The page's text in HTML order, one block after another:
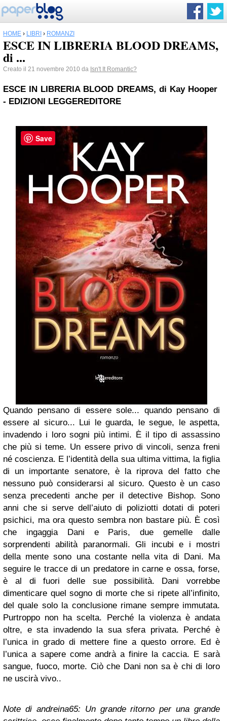
HOME › LIBRI › ROMANZI
ESCE IN LIBRERIA BLOOD DREAMS,
di ...
Creato il 21 novembre 2010 da Isn't It Romantic?
ESCE IN LIBRERIA BLOOD DREAMS, di Kay Hooper
- EDIZIONI LEGGEREDITORE
Quando pensano di essere sole... quando pensano di
essere al sicuro... Lui le guarda, le segue, le aspetta,
invadendo i loro sogni più intimi. È il tipo di assassino
che più si teme. Un essere privo di vincoli, senza freni
né coscienza. E l’identità della sua ultima vittima, la figlia
di un importante senatore, è la riprova del fatto che
nessuno può considerarsi al sicuro. Questo è un caso
senza precedenti anche per il detective Bishop. Sono
anni che si serve dell’aiuto di poliziotti dotati di poteri
psichici, ma ora questo sembra non bastare più. È così
che ingaggia Dani e Paris, due gemelle dalle
sorprendenti abilità paranormali. Gli incubi e i mostri
della mente sono una costante nella vita di Dani. Ma
seguire le tracce di un predatore in carne e ossa, forse,
è al di fuori delle sue possibilità. Dani vorrebbe
dimenticare quel sogno di morte che si ripete all’infinito,
del quale solo la conclusione rimane sempre immutata.
Purtroppo non ha scelta. Perché la violenza è andata
oltre, e sta invadendo la sua sfera privata. Perché è
l’unica in grado di mettere fine a questo orrore. Ed è
l’unica a sapere come andrà a finire la caccia. E sarà
sangue, fuoco, morte. Ciò che Dani non sa è chi di loro
ne uscirà vivo..
Note di andreina65: Un grande ritorno per una grande
Save